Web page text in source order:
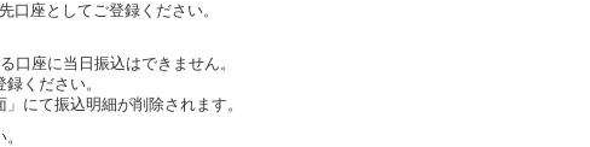
座としてご登録ください。
座に当日振込はできません。
ください。
にて振込明細が削除されます。